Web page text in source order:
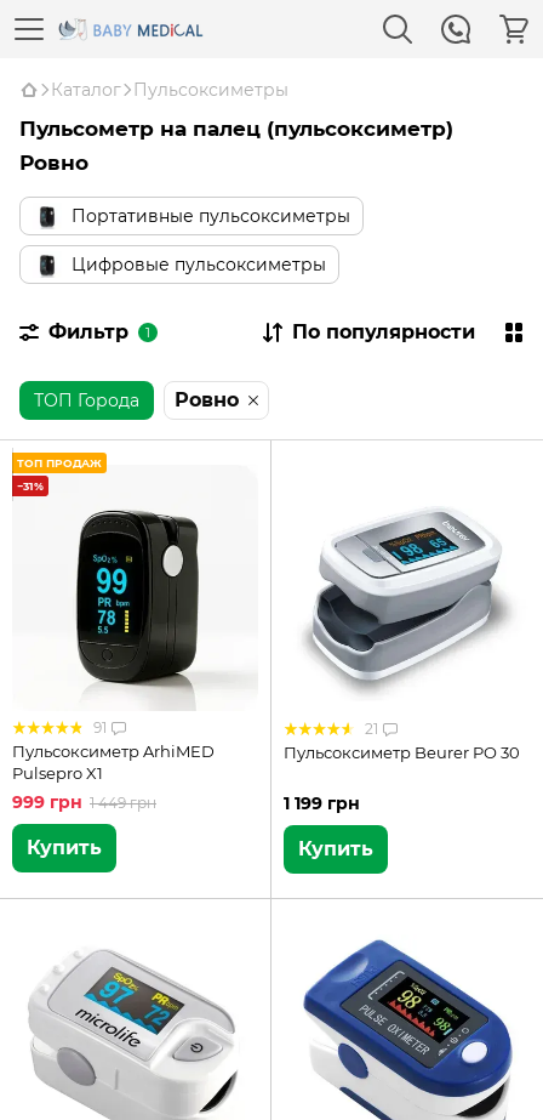
Каталог Пульсоксиметры
Пульсометр на палец (пульсоксиметр)
Ровно
Портативные пульсоксиметры
Цифровые пульсоксиметры
Фильтр 1 По популярности
ТОП Города Ровно
ТОП ПРОДАЖ
−31%
91
Пульсоксиметр ArhiMED
Pulsepro X1
999 грн 1 449 грн
Купить
21
Пульсоксиметр Beurer PO 30
1 199 грн
Купить